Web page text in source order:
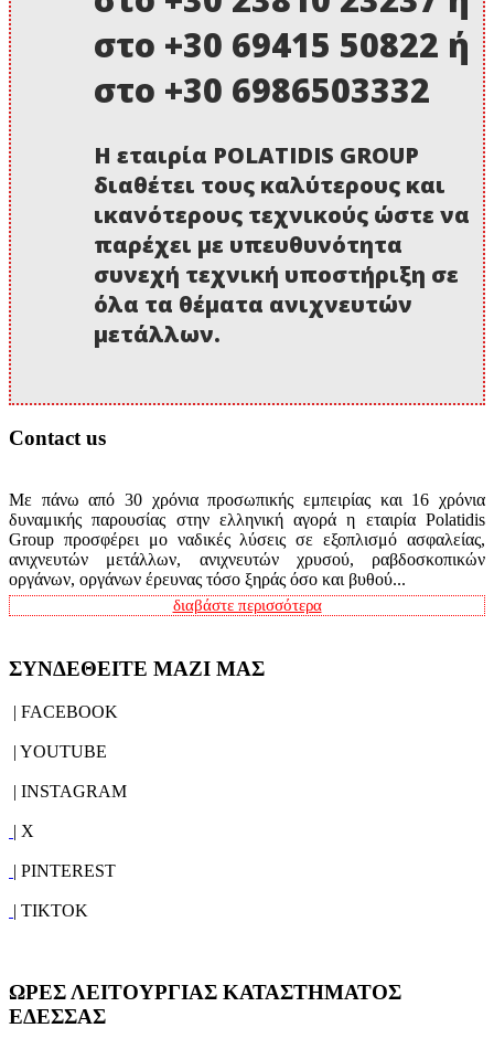
στο +30 69415 50822 ή
στο +30 6986503332
Η εταιρία POLATIDIS GROUP
διαθέτει τους καλύτερους και
ικανότερους τεχνικούς ώστε να
παρέχει με υπευθυνότητα
συνεχή τεχνική υποστήριξη σε
όλα τα θέματα ανιχνευτών
μετάλλων.
Contact us
Με πάνω από 30 χρόνια προσωπικής εμπειρίας και 16 χρόνια
δυναμικής παρουσίας στην ελληνική αγορά η εταιρία Polatidis
Group προσφέρει μο ναδικές λύσεις σε εξοπλισμό ασφαλείας,
ανιχνευτών μετάλλων, ανιχνευτών χρυσού, ραβδοσκοπικών
οργάνων, οργάνων έρευνας τόσο ξηράς όσο και βυθού...
διαβάστε περισσότερα
ΣΥΝΔΕΘΕΙΤΕ ΜΑΖΙ ΜΑΣ
| FACEBOOK
| YOUTUBE
| INSTAGRAM
| X
| PINTEREST
| TIKTOK
ΩΡΕΣ ΛΕΙΤΟΥΡΓΙΑΣ ΚΑΤΑΣΤΗΜΑΤΟΣ
ΕΔΕΣΣΑΣ